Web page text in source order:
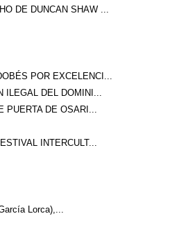
DE DUNCAN SHAW ...
POR EXCELENCI...
DEL DOMINI...
PUERTA DE OSARI...
INTERCULT...
Lorca),...